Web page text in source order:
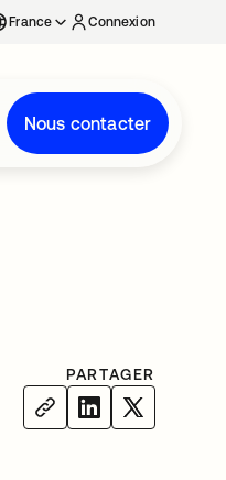
France Connexion
Nous contacter
PARTAGER